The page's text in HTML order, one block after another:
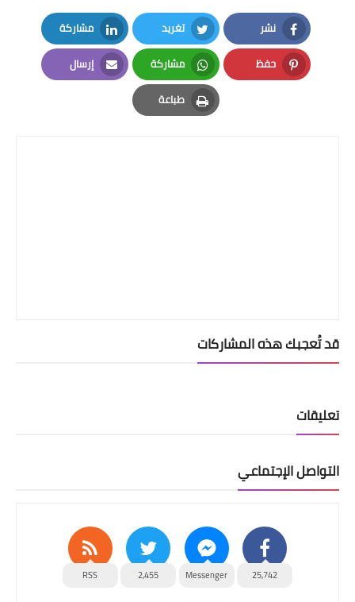
نشر
Facebook
تغريد
Twitter
مشاركة
LinkedIn
حفظ
Pinterest
مشاركة
Whatsapp
إرسال
Email
طباعة
Print
قد تُعجبك هذه المشاركات
تعليقات
التواصل الإجتماعي
25,742
Messenger
2,455
RSS